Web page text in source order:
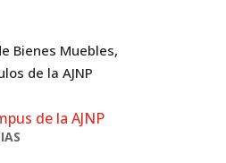
de la AJNP